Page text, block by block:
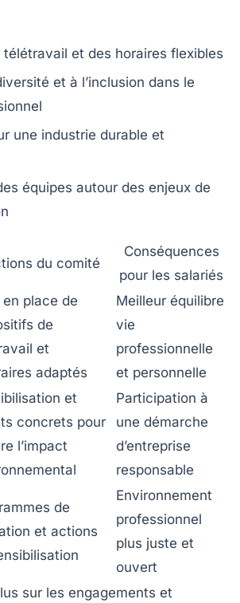
télétravail et des horaires flexibles
et à l’inclusion dans le
une industrie durable et
équipes autour des enjeux de
du comité
Conséquences
pour les salariés
en place de
de
et
adaptés
Meilleur équilibre
vie
professionnelle
et personnelle
et
concrets pour
l’impact
Participation à
une démarche
d’entreprise
responsable
de
et actions
Environnement
professionnel
plus juste et
ouvert
sur les engagements et